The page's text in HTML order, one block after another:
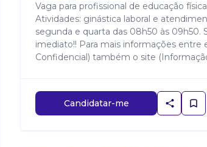
Vaga para profissional de educação
Atividades: ginástica laboral e
segunda e quarta das 08h50 às 09h50.
imediato!! Para mais informações
Confidencial) também o site
Candidatar-me